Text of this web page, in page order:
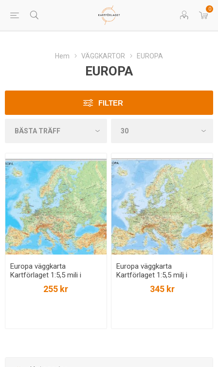
0
Hem VÄGGKARTOR EUROPA
EUROPA
FILTER
Europa väggkarta
Kartförlaget 1:5,5 mili i
255 kr
Europa väggkarta
Kartförlaget 1:5,5 milj i
papptub - LAMINERAD
345 kr